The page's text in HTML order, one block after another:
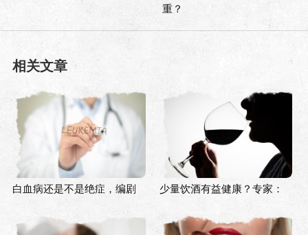
重？
相关文章
白血病还是不是绝症，编剧
少量饮酒有益健康？专家：